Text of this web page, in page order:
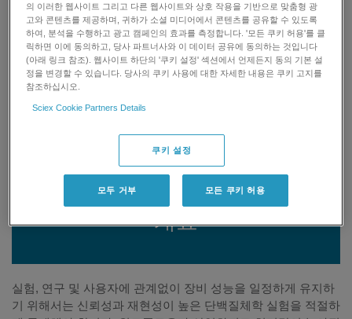
견적서 요청
지원 요청
개요
실험, 연구 및 사용자에 관계없이 장비 성능을 일정하게 유지하
기 위해서는 신뢰성과 재현성이 높은 단백질체학 실험을 적절하
의 이러한 웹사이트 그리고 다른 웹사이트와 상호 작용을 기반으로 맞춤형 광
고와 콘텐츠를 제공하며, 귀하가 소셜 미디어에서 콘텐츠를 공유할 수 있도록
하여, 분석을 수행하고 광고 캠페인의 효과를 측정합니다. '모든 쿠키 허용'를 클
릭하면 이에 동의하고, 당사 파트너사와 이 데이터 공유에 동의하는 것입니다
(아래 링크 참조). 웹사이트 하단의 '쿠키 설정' 섹션에서 언제든지 동의 기본 설
정을 변경할 수 있습니다. 당사의 쿠키 사용에 대한 자세한 내용은 쿠키 고지를
참조하십시오.
Sciex Cookie Partners Details
쿠키 설정
모두 거부 모든 쿠키 허용